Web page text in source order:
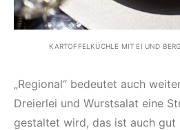
KARTOFFELKÜCHLE MIT EI UND
„Regional“ bedeutet auch
Dreierlei und Wurstsalat eine
gestaltet wird, das ist auch gut